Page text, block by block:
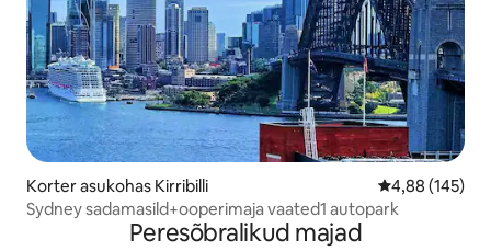
Korter asukohas Kirribilli Keskmine
4,88 (145)
Sydney sadamasild+ooperimaja vaated1 autopark
Peresõbralikud majad